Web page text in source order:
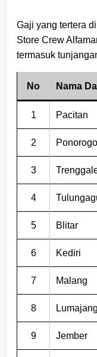
Gaji yang tertera
Store Crew
termasuk
No Nama
1 Pacitan
2 Ponorogo
3
4
5 Blitar
6 Kediri
7 Malang
8 Lumajang
9 Jember